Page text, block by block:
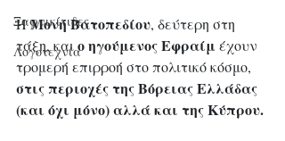
Ξαφνικίτιδες
Λογοτεχνία
Η Μονή Βατοπεδίου, δεύτερη στη
τάξη, και ο ηγούμενος Εφραίμ έχουν
τρομερή επιρροή στο πολιτικό κόσμο,
στις περιοχές της Βόρειας Ελλάδας
(και όχι μόνο) αλλά και της Κύπρου.